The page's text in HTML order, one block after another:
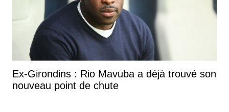
Ex-Girondins : Rio Mavuba a déjà trouvé son
nouveau point de chute